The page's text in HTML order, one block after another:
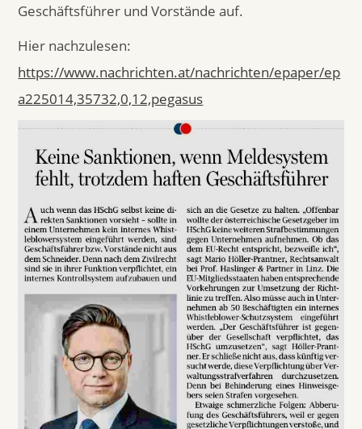
Geschäftsführer und Vorstände auf.
Hier nachzulesen:
https://www.nachrichten.at/nachrichten/epaper/ep
a225014,35732,0,12,pegasus